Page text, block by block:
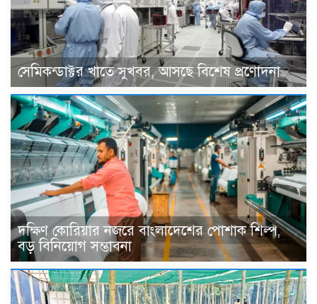
সেমিকন্ডাক্টর খাতে সুখবর, আসছে বিশেষ প্রণোদনা
দক্ষিণ কোরিয়ার নজরে বাংলাদেশের পোশাক শিল্প,
বড় বিনিয়োগ সম্ভাবনা